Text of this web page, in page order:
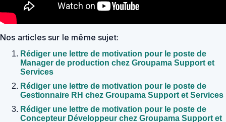
Nos articles sur le même sujet:
Rédiger une lettre de motivation pour le poste de
Manager de production chez Groupama Support et
Services
Rédiger une lettre de motivation pour le poste de
Gestionnaire RH chez Groupama Support et Services
Rédiger une lettre de motivation pour le poste de
Concepteur Développeur chez Groupama Support et